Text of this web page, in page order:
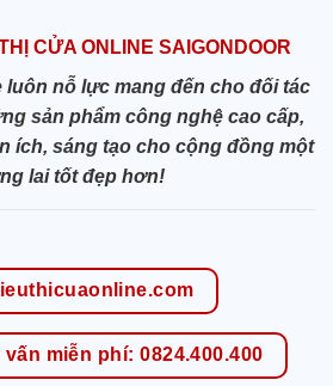
CỬA ONLINE SAIGONDOOR
luôn nỗ lực mang đến cho đối tác
sản phẩm công nghệ cao cấp,
ích, sáng tạo cho cộng đồng một
lai tốt đẹp hơn!
miễn phí: 0824.400.400